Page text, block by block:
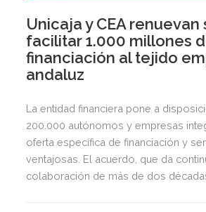
Unicaja y CEA renuevan
facilitar 1.000 millones
financiación al tejido
andaluz
La entidad financiera pone a
200.000 autónomos y empresas
oferta específica de financiación y
ventajosas. El acuerdo, que da
colaboración de más de dos